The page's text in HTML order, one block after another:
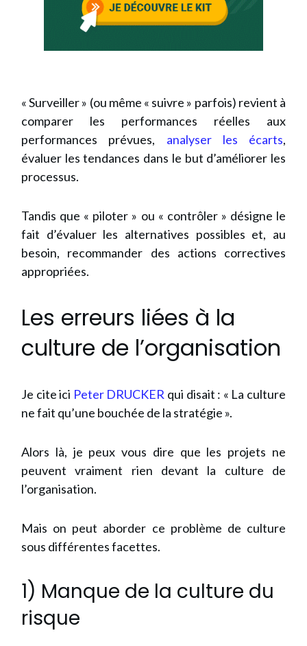
« Surveiller » (ou même « suivre » parfois) revient à
comparer les performances réelles aux
performances prévues, analyser les écarts,
évaluer les tendances dans le but d’améliorer les
processus.
Tandis que « piloter » ou « contrôler » désigne le
fait d’évaluer les alternatives possibles et, au
besoin, recommander des actions correctives
appropriées.
Les erreurs liées à la
culture de l’organisation
Je cite ici Peter DRUCKER qui disait : « La culture
ne fait qu’une bouchée de la stratégie ».
Alors là, je peux vous dire que les projets ne
peuvent vraiment rien devant la culture de
l’organisation.
Mais on peut aborder ce problème de culture
sous différentes facettes.
1) Manque de la culture du
risque